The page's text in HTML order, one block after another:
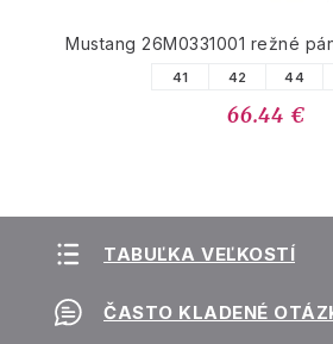
Mustang 26M0331001 režné
41 42 44
66.44 €
TABUĽKA VEĽKOSTÍ
ČASTO KLADENÉ